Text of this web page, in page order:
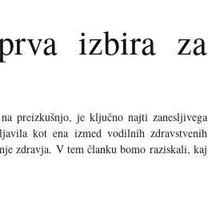
izbira za
preizkušnjo, je ključno najti zanesljivega
kot ena izmed vodilnih zdravstvenih
zdravja. V tem članku bomo raziskali, kaj